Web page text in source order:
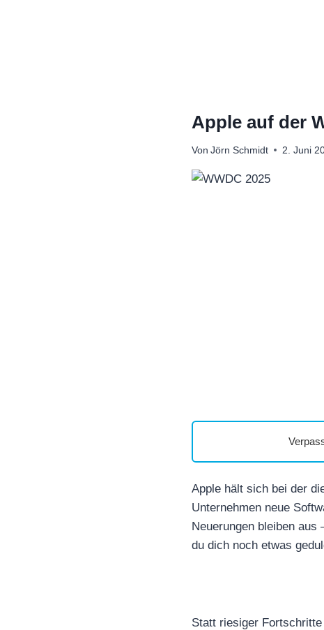
Apple auf der
Von Jörn Schmidt 2. Juni
Apple hält sich bei der
Unternehmen neue
Neuerungen bleiben
du dich noch etwas
Statt riesiger